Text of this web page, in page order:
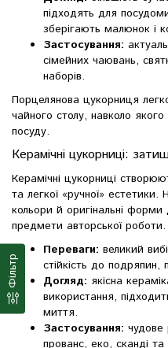
Фільтр
підходять для
зберігають малюнок і
Застосування:
сімейних чаювань,
наборів.
Порцелянова цукорниця
чайного столу, навколо
посуду.
Керамічні цукорниці:
Керамічні цукорниці
та легкої «ручної» естетики.
кольори й оригінальні
предмети авторської роботи.
Переваги: великий
стійкість до
Догляд: якісна
використання,
миття.
Застосування: чудове
прованс, еко, сканді